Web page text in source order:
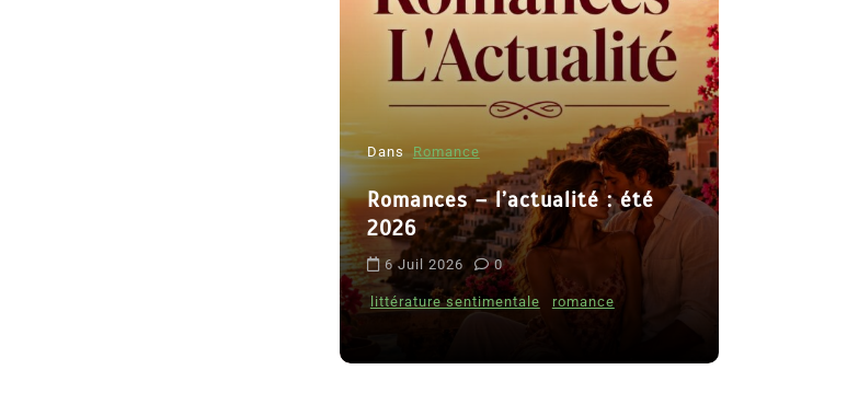
Dans Romance
Romances – l’actualité : été
2026
6 Juil 2026 0
littérature sentimentale romance